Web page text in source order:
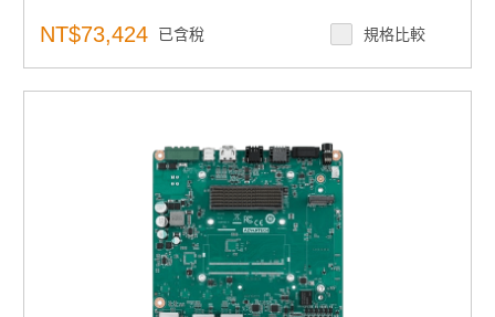
全尺寸 mPCIE/mSATA 以便靈活擴展
內建 TPM2.0 硬體安全功能
支援 PTP、線性和圓弧插補、路徑表
支援 C/C++、VS.Net、LabVIEW 程式語言
NT$73,424 已含稅 規格比較